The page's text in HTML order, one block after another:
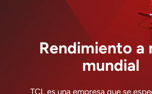
Rendimiento a
mundial
TCL es una empresa que se